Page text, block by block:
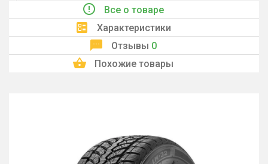
Все о товаре
Характеристики
Отзывы 0
Похожие товары